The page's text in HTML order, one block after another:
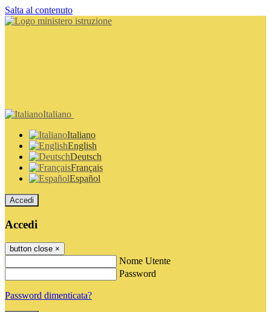
Salta al contenuto
Italiano
Italiano
English
Deutsch
Français
Español
Accedi
Accedi
button close ×
Nome Utente
Password
Password dimenticata?